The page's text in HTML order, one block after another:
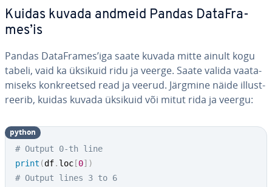
Kuidas kuvada andmeid Pandas Da­taF­ra­
mes’is
Pandas Da­taF­ra­mes’iga saate kuvada mitte ainult kogu
tabeli, vaid ka üksikuid ridu ja veerge. Saate valida vaa­ta­
miseks konk­reet­sed read ja veerud. Järgmine näide il­lust­
ree­rib, kuidas kuvada üksikuid või mitut rida ja veergu:
# Output 0-th line
print (df. loc [0] )
# Output lines 3 to 6
python